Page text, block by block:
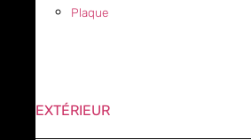
Plaque
EXTÉRIEUR